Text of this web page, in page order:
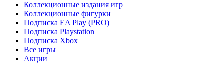
Коллекционные издания игр
Коллекционные фигурки
Подписка EA Play (PRO)
Подписка Playstation
Подписка Xbox
Все игры
Акции